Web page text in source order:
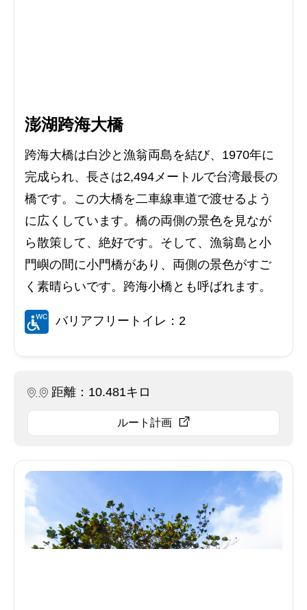
澎湖跨海大橋
跨海大橋は白沙と漁翁両島を結び、1970年に
完成られ、長さは2,494メートルで台湾最長の
橋です。この大橋を二車線車道で渡せるよう
に広くしています。橋の両側の景色を見なが
ら散策して、絶好です。そして、漁翁島と小
門嶼の間に小門橋があり、両側の景色がすご
く素晴らいです。跨海小橋とも呼ばれます。
バリアフリートイレ：2
距離：10.481キロ
ルート計画